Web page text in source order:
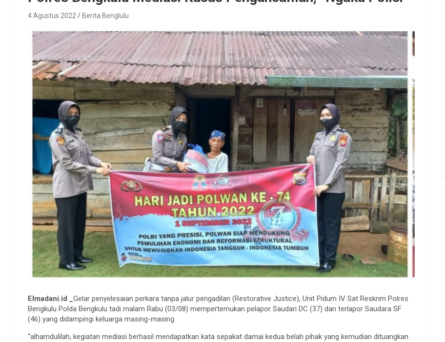
4 Agustus 2022 Berita Benglulu
Elmadani.id _ Gelar penyelesaian perkara tanpa jalur pengadilan (Restorative Justice), Unit Pidum IV Sat Reskrim Polres
Bengkulu Polda Bengkulu tadi malam Rabu (03/08) mempertemukan pelapor Saudari DC (37) dan terlapor Saudara SF
(46) yang didampingi keluarga masing-masing.
“alhamdulilah, kegiatan mediasi berhasil mendapatkan kata sepakat damai kedua belah pihak yang kemudian dituangkan